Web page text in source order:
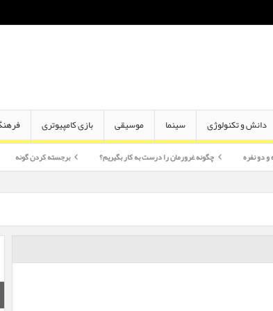
دانش و تکنولوژی سینما موسیقی بازی کامپیوتری
چگونه غرورمان را درست به کار بگیریم؟ برجسته کردن گونه اختلاف